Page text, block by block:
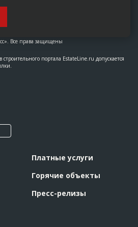
Все права защищены
портала EstateLine.ru допускается
Платные услуги
Горячие объекты
Пресс-релизы